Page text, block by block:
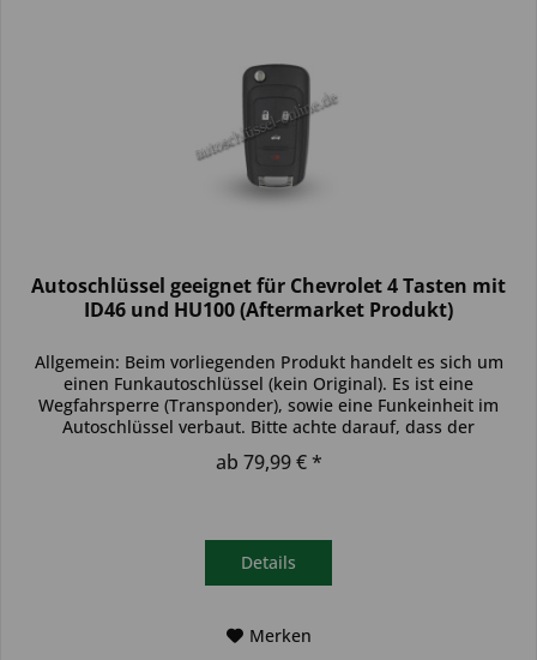
Autoschlüssel geeignet für Chevrolet 4 Tasten mit
ID46 und HU100 (Aftermarket Produkt)
Allgemein: Beim vorliegenden Produkt handelt es sich um
einen Funkautoschlüssel (kein Original). Es ist eine
Wegfahrsperre (Transponder), sowie eine Funkeinheit im
Autoschlüssel verbaut. Bitte achte darauf, dass der
Autoschlüssel deinem...
ab 79,99 € *
Details
Merken